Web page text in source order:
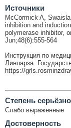
Источники
McCormick A,
inhibition and
polymerase inhibitor,
Jun;48(6):555-564
Инструкция по
Линпарза.
https://
Cтепень
Слабо выраженные
Достоверность